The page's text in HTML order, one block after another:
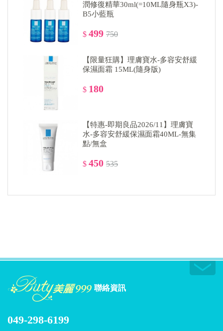
潤修復精華30ml(=10ML隨身瓶X3)-
B5小藍瓶
$ 499 750
【限量狂購】理膚寶水-多容安舒緩
保濕面霜 15ML(隨身版)
$ 180
【特惠-即期良品2026/11】理膚寶
水-多容安舒緩保濕面霜40ML-無集
點/無盒
$ 450 535
聯絡資訊
049-298-6199